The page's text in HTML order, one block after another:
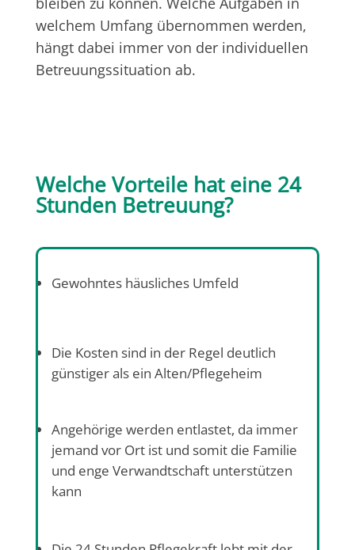
welchem Umfang übernommen werden,
hängt dabei immer von der individuellen
Betreuungssituation ab.
Welche Vorteile hat eine 24
Stunden Betreuung?
Gewohntes häusliches Umfeld
Die Kosten sind in der Regel deutlich
günstiger als ein Alten/Pflegeheim
Angehörige werden entlastet, da immer
jemand vor Ort ist und somit die Familie
und enge Verwandtschaft unterstützen
kann